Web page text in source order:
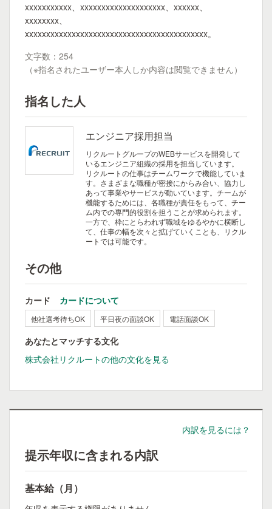
xxxxxxxxxxx、xxxxxxxxxxxxxxxxxxxx、xxxxxx、
xxxxxxxx、
xxxxxxxxxxxxxxxxxxxxxxxxxxxxxxxxxxxxxxxxxxx。
文字数：254
（※指名されたユーザー本人しか内容は閲覧できません）
指名した人
エンジニア採用担当
リクルートグループのWEBサービスを開発して
いるエンジニア組織の採用を担当しています。
リクルートの仕事はチームワークで機能していま
す。さまざまな職種が密接にからみ合い、協力し
あって事業やサービスが動いています。チームが
機能するためには、各職種が責任をもって、チー
ム内での専門的役割を担うことが求められます。
一方で、枠にとらわれず職域をゆるやかに横断し
て、仕事の幅を次々と拡げていくことも、リクル
ートでは可能です。
その他
カード カードについて
他社選考待ちOK 平日夜の面談OK 電話面談OK
あなたとマッチする文化
株式会社リクルートの他の文化を見る
内訳を見るには？
提示年収に含まれる内訳
基本給（月）